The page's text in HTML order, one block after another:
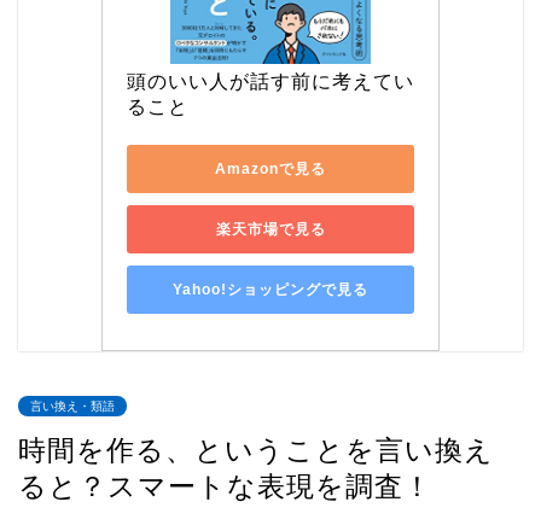
頭のいい人が話す前に考えてい
ること
Amazonで見る
楽天市場で見る
Yahoo!ショッピングで見る
言い換え・類語
時間を作る、ということを言い換え
ると？スマートな表現を調査！